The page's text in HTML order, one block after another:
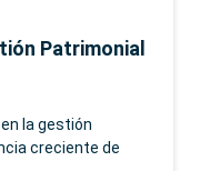
Patrimonial
la gestión
creciente de